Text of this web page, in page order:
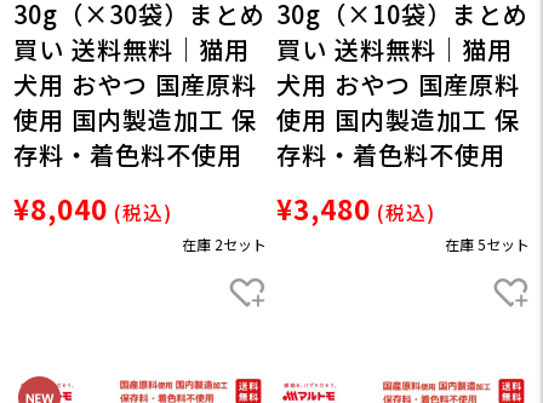
30g（×30袋）まとめ
買い 送料無料｜猫用
犬用 おやつ 国産原料
使用 国内製造加工 保
存料・着色料不使用
¥8,040 (税込)
在庫 2セット
30g（×10袋）まとめ
買い 送料無料｜猫用
犬用 おやつ 国産原料
使用 国内製造加工 保
存料・着色料不使用
¥3,480 (税込)
在庫 5セット